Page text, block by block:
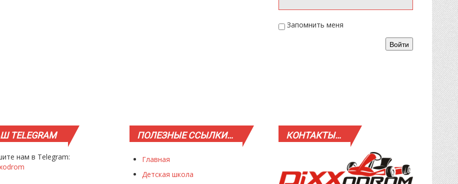
Запомнить меня
Войти
TELEGRAM
нам в Telegram:
ПОЛЕЗНЫЕССЫЛКИ…
Главная
Детская школа
КОНТАКТЫ…